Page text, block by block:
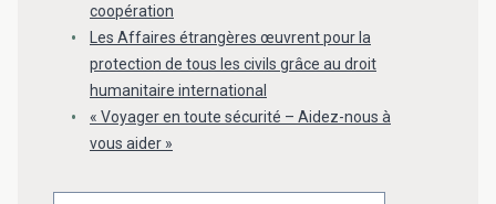
coopération
Les Affaires étrangères œuvrent pour la
protection de tous les civils grâce au droit
humanitaire international
« Voyager en toute sécurité – Aidez-nous à
vous aider »